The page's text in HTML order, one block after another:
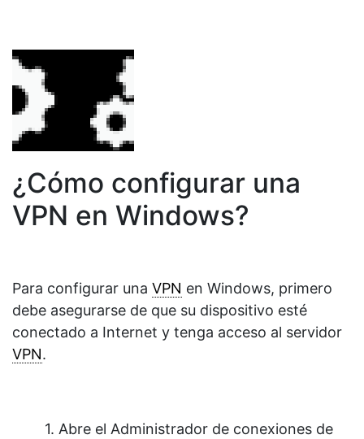
¿Cómo configurar una
VPN en Windows?
Para configurar una VPN en Windows, primero
debe asegurarse de que su dispositivo esté
conectado a Internet y tenga acceso al servidor
VPN.
1. Abre el Administrador de conexiones de